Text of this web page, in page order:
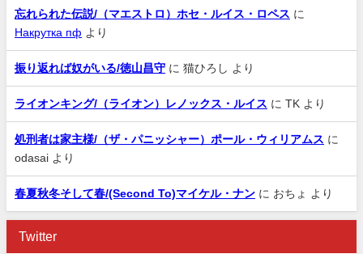
忘れられた伝説/（マエストロ）ホセ・ルイス・ロペス に
Накрутка пф より
振り返れば奴がいる/徳山昌守 に 猫ひろし より
ライオンキング/（ライオン）レノックス・ルイス に TK より
処刑者は家主様/（ザ・パニッシャー）ポール・ウィリアムス に
odasai より
春夏秋冬そして春/(Second To)マイケル・ナン に おちょ より
Twitter